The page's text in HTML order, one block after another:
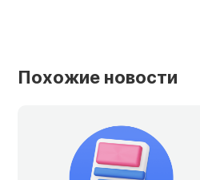
Похожие новости